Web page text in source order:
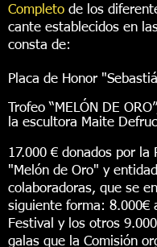
Completo de los
cante establecidos en
consta de:
Placa de Honor
Trofeo “MELÓN DE
la escultora Maite
17.000 € donados por la
"Melón de Oro" y
colaboradoras, que se
siguiente forma: 8.000€
Festival y los otros
galas que la Comisión